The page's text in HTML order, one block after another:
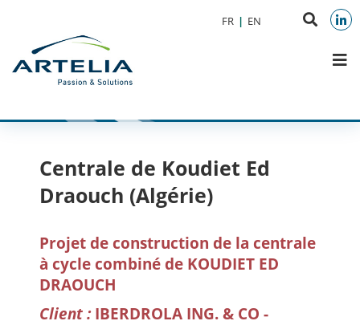
Aller à la recherche
FR EN
Centrale de Koudiet Ed
Draouch (Algérie)
Projet de construction de la centrale
à cycle combiné de KOUDIET ED
DRAOUCH
Client :IBERDROLA ING. & CO -